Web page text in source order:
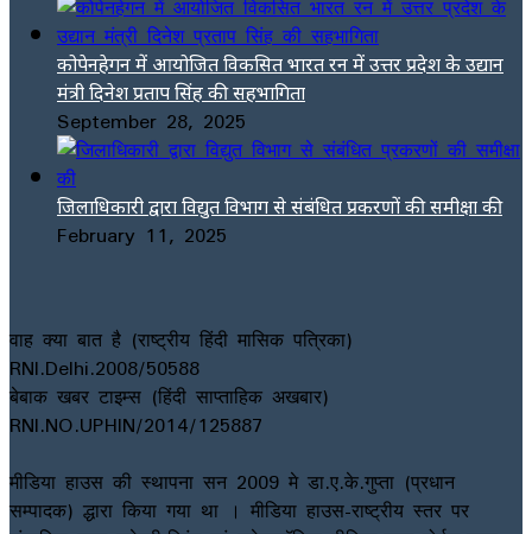
कोपेनहेगन में आयोजित विकसित भारत रन में उत्तर प्रदेश के उद्यान
मंत्री दिनेश प्रताप सिंह की सहभागिता
September 28, 2025
जिलाधिकारी द्वारा विद्युत विभाग से संबंधित प्रकरणों की समीक्षा की
February 11, 2025
वाह क्या बात है (राष्ट्रीय हिंदी मासिक पत्रिका)
RNI.Delhi.2008/50588
बेबाक खबर टाइम्स (हिंदी साप्ताहिक अखबार)
RNI.NO.UPHIN/2014/125887
मीडिया हाउस की स्थापना सन 2009 मे डा.ए.के.गुप्ता (प्रधान
सम्पादक) द्धारा किया गया था । मीडिया हाउस-राष्ट्रीय स्तर पर